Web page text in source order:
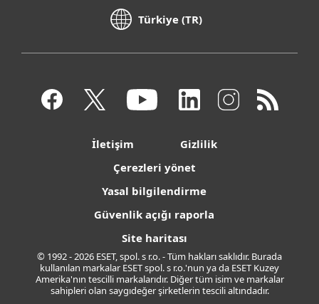
Türkiye (TR)
İletişim
Gizlilik
Çerezleri yönet
Yasal bilgilendirme
Güvenlik açığı raporla
Site haritası
© 1992 - 2026 ESET, spol. s r.o. - Tüm hakları saklıdır. Burada
kullanılan markalar ESET spol. s r.o.'nun ya da ESET Kuzey
Amerika'nın tescilli markalarıdır. Diğer tüm isim ve markalar
sahipleri olan saygıdeğer şirketlerin tescili altındadır.